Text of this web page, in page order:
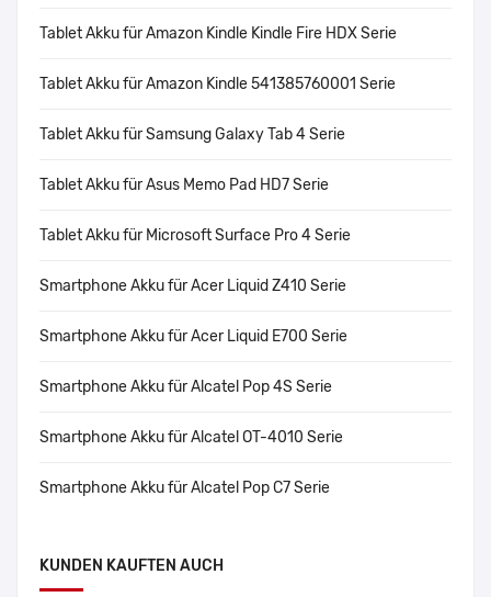
Tablet Akku für Amazon Kindle Kindle Fire HDX Serie
Tablet Akku für Amazon Kindle 541385760001 Serie
Tablet Akku für Samsung Galaxy Tab 4 Serie
Tablet Akku für Asus Memo Pad HD7 Serie
Tablet Akku für Microsoft Surface Pro 4 Serie
Smartphone Akku für Acer Liquid Z410 Serie
Smartphone Akku für Acer Liquid E700 Serie
Smartphone Akku für Alcatel Pop 4S Serie
Smartphone Akku für Alcatel OT-4010 Serie
Smartphone Akku für Alcatel Pop C7 Serie
KUNDEN KAUFTEN AUCH